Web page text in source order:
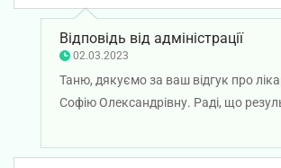
Відповідь від адміністрації
02.03.2023
Таню, дякуємо за ваш відгук про
Софію Олександрівну. Раді, що
результату!